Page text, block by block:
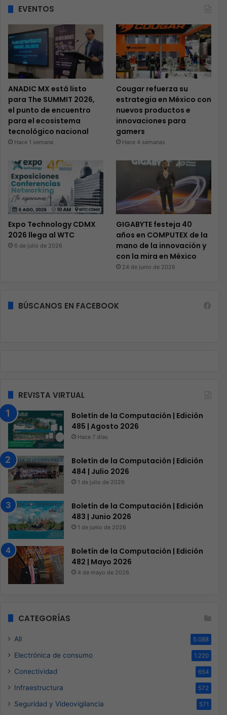
EVENTOS
ANADIC MX está listo
para The SUMMIT 2026,
el punto de encuentro
para el ecosistema
tecnológico nacional
Hace 1 semana
Cougar refuerza su
estrategia en México con
nuevos productos e
innovaciones para
gamers
Hace 4 semanas
Expo Technology CDMX
2026 llega al WTC
6 de julio de 2026
GIGABYTE festeja 40
años en COMPUTEX de la
mano de la innovación y
con la mira en México
24 de junio de 2026
BÚSCANOS EN FACEBOOK
REVISTA VIRTUAL
Boletín de la Computación | Edición
485 | Agosto 2026
Hace 7 días
Boletín de la Computación | Edición
484 | Julio 2026
1 de julio de 2026
Boletín de la Computación | Edición
483 | Junio 2026
1 de junio de 2026
Boletín de la Computación | Edición
482 | Mayo 2026
4 de mayo de 2026
CATEGORÍAS
All 5.088
Electrónica de consumo 1.220
Conectividad 654
Infraestructura 572
Seguridad y Videovigilancia 571